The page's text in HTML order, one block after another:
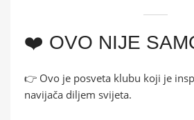
❤️ OVO NIJE
👉 Ovo je posveta klubu koji je
navijača diljem svijeta.